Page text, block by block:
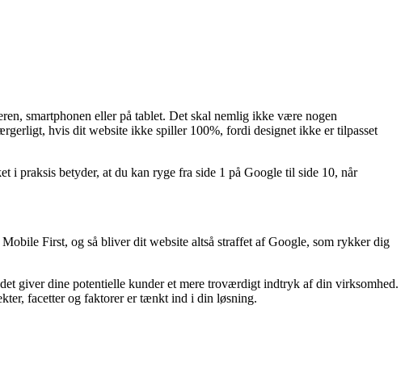
smartphonen eller på tablet. Det skal nemlig ikke være nogen
hvis dit website ikke spiller 100%, fordi designet ikke er tilpasset
i praksis betyder, at du kan ryge fra side 1 på Google til side 10, når
First, og så bliver dit website altså straffet af Google, som rykker dig
giver dine potentielle kunder et mere troværdigt indtryk af din virksomhed.
facetter og faktorer er tænkt ind i din løsning.